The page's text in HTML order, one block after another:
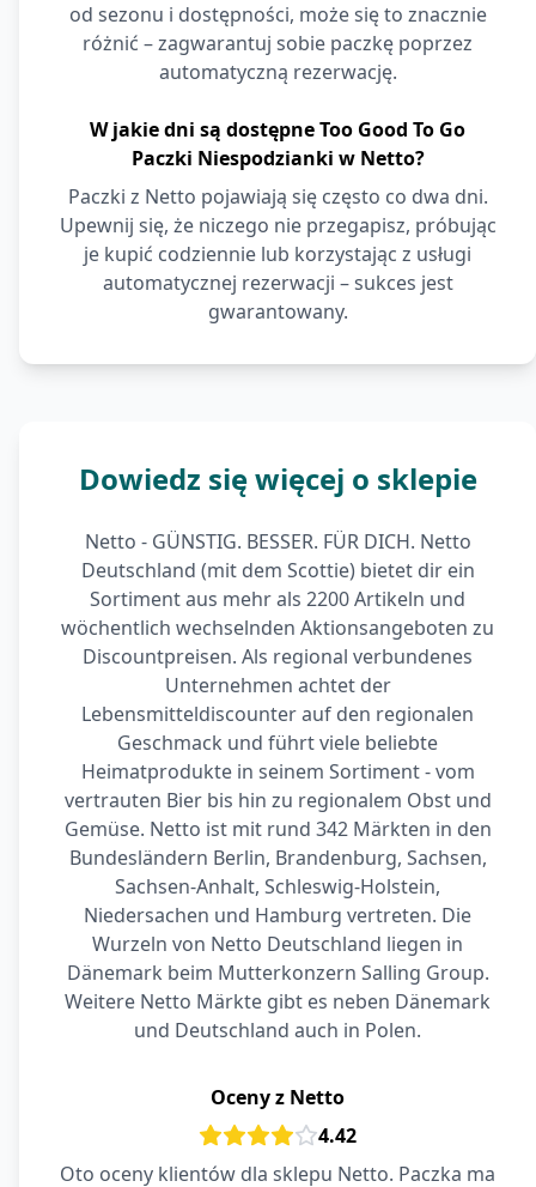
od sezonu i dostępności, może się to znacznie
różnić – zagwarantuj sobie paczkę poprzez
automatyczną rezerwację.
W jakie dni są dostępne Too Good To Go
Paczki Niespodzianki w Netto?
Paczki z Netto pojawiają się często co dwa dni.
Upewnij się, że niczego nie przegapisz, próbując
je kupić codziennie lub korzystając z usługi
automatycznej rezerwacji – sukces jest
gwarantowany.
Dowiedz się więcej o sklepie
Netto - GÜNSTIG. BESSER. FÜR DICH. Netto
Deutschland (mit dem Scottie) bietet dir ein
Sortiment aus mehr als 2200 Artikeln und
wöchentlich wechselnden Aktionsangeboten zu
Discountpreisen. Als regional verbundenes
Unternehmen achtet der
Lebensmitteldiscounter auf den regionalen
Geschmack und führt viele beliebte
Heimatprodukte in seinem Sortiment - vom
vertrauten Bier bis hin zu regionalem Obst und
Gemüse. Netto ist mit rund 342 Märkten in den
Bundesländern Berlin, Brandenburg, Sachsen,
Sachsen-Anhalt, Schleswig-Holstein,
Niedersachen und Hamburg vertreten. Die
Wurzeln von Netto Deutschland liegen in
Dänemark beim Mutterkonzern Salling Group.
Weitere Netto Märkte gibt es neben Dänemark
und Deutschland auch in Polen.
Oceny z Netto
4.42
Oto oceny klientów dla sklepu Netto. Paczka ma